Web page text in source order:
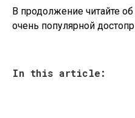
В продолжение читайте
очень популярной
In this article: